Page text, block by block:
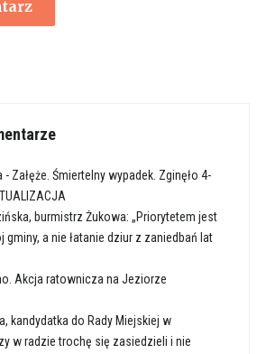
- Załęże. Śmiertelny wypadek. Zginęło 4-
burmistrz Żukowa: „Priorytetem jest
a nie łatanie dziur z zaniedbań lat
Akcja ratownicza na Jeziorze
kandydatka do Rady Miejskiej w
w radzie trochę się zasiedzieli i nie